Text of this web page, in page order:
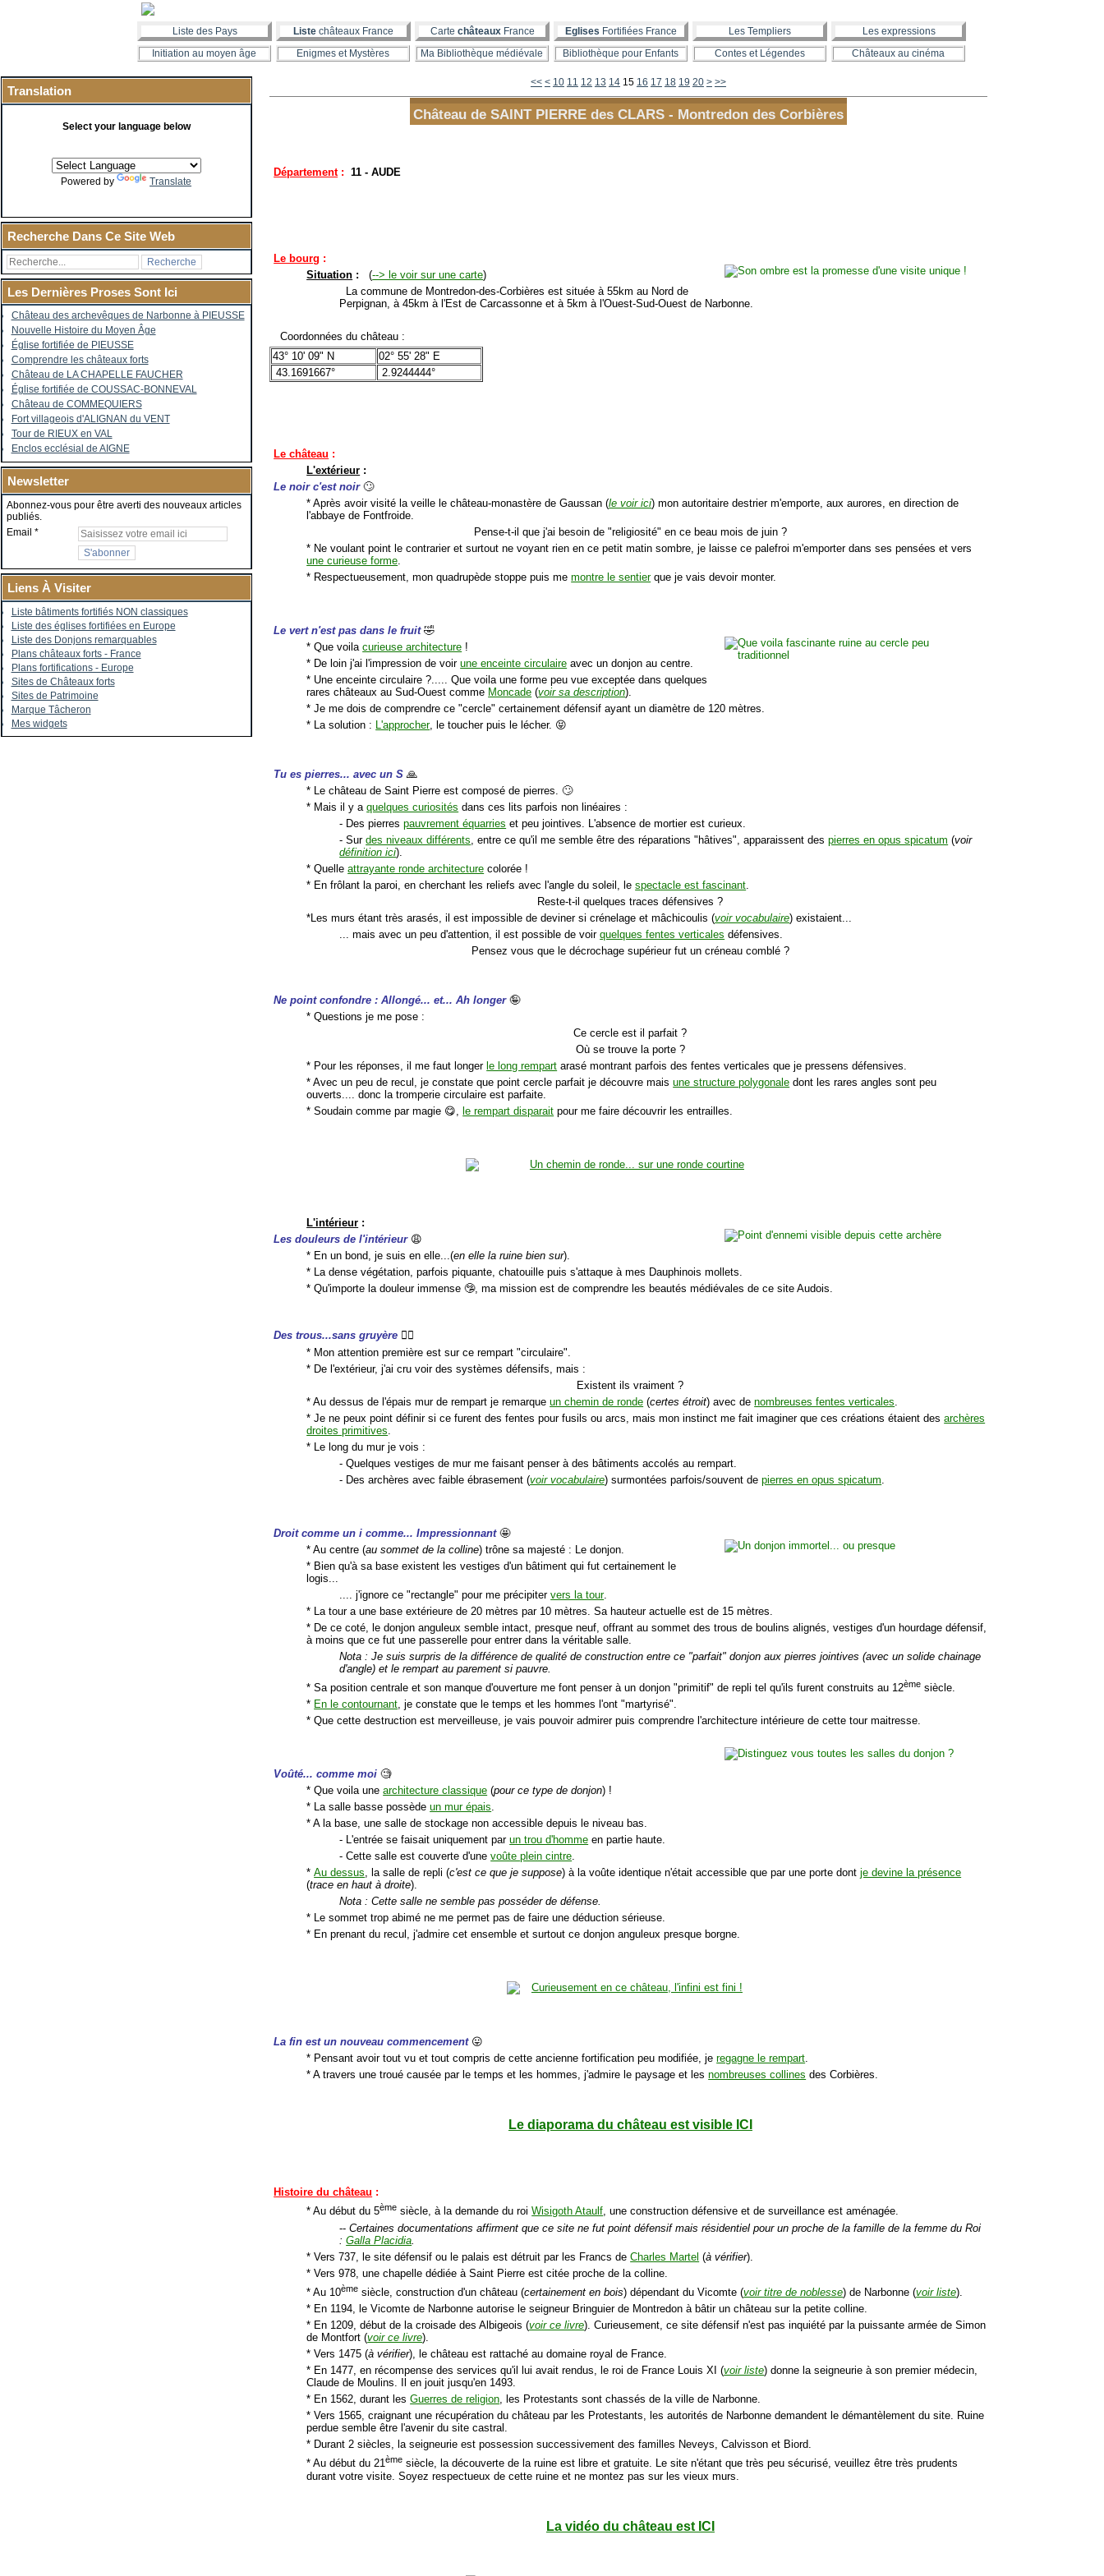
Liste des Pays Liste châteaux France Carte châteauxFrance Eglises Fortifiées France Les Templiers
Les expressions
Initiation au moyen âge
Enigmes et Mystères Ma Bibliothèque médiévale Bibliothèque pour Enfants Contes et Légendes Châteaux au cinéma
Translation
Select your language below
Powered by Translate
Recherche Dans Ce Site Web
Les Dernières Proses Sont Ici
Château des archevêques de Narbonne à PIEUSSE
Nouvelle Histoire du Moyen Âge
Église fortifiée de PIEUSSE
Comprendre les châteaux forts
Château de LA CHAPELLE FAUCHER
Église fortifiée de COUSSAC-BONNEVAL
Château de COMMEQUIERS
Fort villageois d'ALIGNAN du VENT
Tour de RIEUX en VAL
Enclos ecclésial de AIGNE
Newsletter
Abonnez-vous pour être averti des nouveaux articles
publiés.
Email
Liens À Visiter
Liste bâtiments fortifiés NON classiques
Liste des églises fortifiées en Europe
Liste des Donjons remarquables
Plans châteaux forts - France
Plans fortifications - Europe
Sites de Châteaux forts
Sites de Patrimoine
Marque Tâcheron
Mes widgets
<< < 10 11 12 13 14 15 16 17 18 19 20 30
40
50
60
70
80
90
100
200
300
400
500
600
700
800
900
1000
1100
1200
1300
1400
1500
1600
1700
1800
1900
2000
2100
2200
2300
2400
2500
2600
2700
2800
2900
3000
3100
3200
3300
3400
3500
3600
3700
3800
3900
4000
4100
4200
4300
4400
4500
4600
4700
4800
4900
5000
5100
5200
5300
5400
5500
5600
> >>
Château de SAINT PIERRE des CLARS - Montredon des Corbières
Département: 11 - AUDE
Le bourg :
Situation : (--> le voir sur une carte)
La commune de Montredon-des-Corbières est située à 55km au Nord de
Perpignan, à 45km à l'Est de Carcassonne et à 5km à l'Ouest-Sud-Ouest de Narbonne.
Coordonnées du château :
43° 10' 09" N
02° 55' 28" E
43.1691667°
2.9244444°
Le château :
L'extérieur :
Le noir c'est noir🙄
* Après avoir visité la veille le château-monastère de Gaussan (le voir ici) mon autoritaire destrier m'emporte, aux aurores, en direction de
l'abbaye de Fontfroide.
Pense-t-il que j'ai besoin de "religiosité" en ce beau mois de juin ?
* Ne voulant point le contrarier et surtout ne voyant rien en ce petit matin sombre, je laisse ce palefroi m'emporter dans ses pensées et vers
une curieuse forme
* Respectueusement, mon quadrupède stoppe puis memontre le sentierque je vais devoir monter.
Le vert n'est pas dans le fruit🤣
* Que voilacurieuse architecture !
* De loin j'ai l'impression de voirune enceinte circulaire avec un donjon au centre.
* Une enceinte circulaire ?..... Que voila une forme peu vue exceptée dans quelques
rares châteaux au Sud-Ouest comme Moncade (voir sa description).
* Je me dois de comprendre ce "cercle" certainement défensif ayant un diamètre de 120 mètres.
* La solution :
L'approcher, le toucher puis le lécher. 😝
Tu es pierres... avec un S🙏
* Le château de Saint Pierre est composé de pierres. 🙄
* Mais il y aquelques curiosités dans ces lits parfois non linéaires :
- Des pierrespauvrement équarries et peu jointives. L'absence de mortier est curieux.
- Surdes niveaux différents , entre ce qu'il me semble être des réparations "hâtives", apparaissent despierres en opus spicatum (voir
définition ici).
* Quelleattrayante ronde architecture colorée !
* En frôlant la paroi, en cherchant les reliefs avec l'angle du soleil, lespectacle est fascinant
Reste-t-il quelques traces défensives ?
*Les murs étant très arasés, il est impossible de deviner si crénelage et mâchicoulis (voir vocabulaire) existaient...
... mais avec un peu d'attention, il est possible de voirquelques fentes verticales défensives.
Pensez vous que le décrochage supérieur fut un créneau comblé ?
Ne point confondre : Allongé... et... Ah longer🤪
* Questions je me pose :
Ce cercle est il parfait ?
Où se trouve la porte ?
* Pour les réponses, il me faut longer le long rempart arasé montrant parfois des fentes verticales que je pressens défensives.
* Avec un peu de recul, je constate que point cercle parfait je découvre maisune structure polygonale dont les rares angles sont peu
ouverts.... donc la tromperie circulaire est parfaite.
* Soudain comme par magie 😋,
le rempart disparait pour me faire découvrir les entrailles.
L'intérieur :
Les douleurs de l'intérieur 😩
* En un bond, je suis en elle...(en elle la ruine bien sur).
* La dense végétation, parfois piquante, chatouille puis s'attaque à mes Dauphinois mollets.
* Qu'importe la douleur immense 🤥, ma mission est de comprendre les beautés médiévales de ce site Audois.
Des trous...sans gruyère 🤷‍♀️
* Mon attention première est sur ce rempart "circulaire".
* De l'extérieur, j'ai cru voir des systèmes défensifs, mais :
Existent ils vraiment ?
* Au dessus de l'épais mur de rempart je remarqueun chemin de ronde (certes étroit) avec denombreuses fentes verticales
* Je ne peux point définir si ce furent des fentes pour fusils ou arcs, mais mon instinct me fait imaginer que ces créations étaient desarchères
droites primitives
* Le long du mur je vois :
- Quelques vestiges de mur me faisant penser à des bâtiments accolés au rempart.
- Des archères avec faible ébrasement (voir vocabulaire) surmontées parfois/souvent depierres en opus spicatum
Droit comme un i comme... Impressionnant🤩
* Au centre (au sommet de la colline) trône sa majesté : Le donjon.
* Bien qu'à sa base existent les vestiges d'un bâtiment qui fut certainement le
logis...
.... j'ignore ce "rectangle" pour me précipitervers la tour.
* La tour a une base extérieure de 20 mètres par 10 mètres. Sa hauteur actuelle est de 15 mètres.
* De ce coté, le donjon anguleux semble intact, presque neuf, offrant au sommet des trous de boulins alignés, vestiges d'un hourdage défensif,
à moins que ce fut une passerelle pour entrer dans la véritable salle.
Nota : Je suis surpris de la différence de qualité de construction entre ce "parfait" donjon aux pierres jointives (avec un solide chainage
d'angle) et le rempart au parement si pauvre.
* Sa position centrale et son manque d'ouverture me font penser à un donjon "primitif" de repli tel qu'ils furent construits au 12ème siècle.
* En le contournant, je constate que le temps et les hommes l'ont "martyrisé".
* Que cette destruction est merveilleuse, je vais pouvoir admirer puis comprendre l'architecture intérieure de cette tour maitresse.
Voûté... comme moi🧐
* Que voila unearchitecture classique (pour ce type de donjon) !
* La salle basse possèdeun mur épais.
* A la base, une salle de stockage non accessible depuis le niveau bas.
- L'entrée se faisait uniquement parun trou d'homme en partie haute.
- Cette salle est couverte d'unevoûte plein cintre.
*Au dessus, la salle de repli (c'est ce que je suppose) à la voûte identique n'était accessible que par une porte dontje devine la présence
(trace en haut à droite).
Nota : Cette salle ne semble pas posséder de défense.
* Le sommet trop abimé ne me permet pas de faire une déduction sérieuse.
* En prenant du recul, j'admire cet ensemble et surtout ce donjon anguleux presque borgne.
La fin est un nouveau commencement 😛
* Pensant avoir tout vu et tout compris de cette ancienne fortification peu modifiée, jeregagne le rempart.
* A travers une troué causée par le temps et les hommes, j'admire le paysage et lesnombreuses collines des Corbières.
Le diaporama du château est visible ICI
Histoire du château :
* Au début du 5ème siècle, à la demande du roiWisigoth Ataulf, une construction défensive et de surveillance est aménagée.
--Certaines documentations affirment que ce site ne fut point défensif mais résidentiel pour un proche de la famille de la femme du Roi
:Galla Placidia
* Vers 737, le site défensif ou le palais est détruit par les Francs deCharles Martel (à vérifier).
* Vers 978, une chapelle dédiée à Saint Pierre est citée proche de la colline.
* Au 10ème siècle, construction d'un château (certainement en bois) dépendant du Vicomte (voir titre de noblesse) de Narbonne (voir liste).
* En 1194, le Vicomte de Narbonne autorise le seigneur Bringuier de Montredon à bâtir un château sur la petite colline.
* En 1209, début de la croisade des Albigeois (voir ce livre). Curieusement, ce site défensif n'est pas inquiété par la puissante armée de Simon
de Montfort (voir ce livre).
* Vers 1475 (à vérifier), le château est rattaché au domaine royal de France.
* En 1477, en récompense des services qu'il lui avait rendus, le roi de France Louis XI (voir liste) donne la seigneurie à son premier médecin,
Claude de Moulins. Il en jouit jusqu'en 1493.
* En 1562, durant lesGuerres de religion, les Protestants sont chassés de la ville de Narbonne.
* Vers 1565, craignant une récupération du château par les Protestants, les autorités de Narbonne demandent le démantèlement du site. Ruine
perdue semble être l'avenir du site castral.
* Durant 2 siècles, la seigneurie est possession successivement des familles Neveys, Calvisson et Biord.
* Au début du 21ème siècle, la découverte de la ruine est libre et gratuite. Le site n'étant que très peu sécurisé, veuillez être très prudents
durant votre visite. Soyez respectueux de cette ruine et ne montez pas sur les vieux murs.
La vidéo du château est ICI